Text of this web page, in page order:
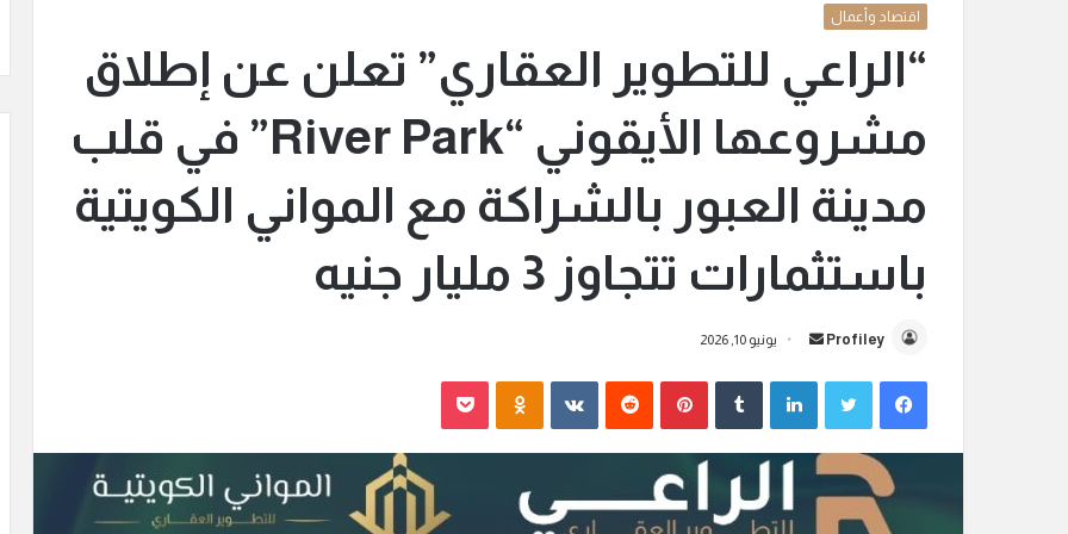
اقتصاد وأعمال
“الراعي للتطوير العقاري” تعلن عن إطلاق
مشروعها الأيقوني “River Park” في قلب
مدينة العبور بالشراكة مع المواني الكويتية
باستثمارات تتجاوز 3 مليار جنيه
Profiley
س
ل
ب
يونيو 10, 2026
فيسبوك لينكدإن بينتيريست ‏VKontakte